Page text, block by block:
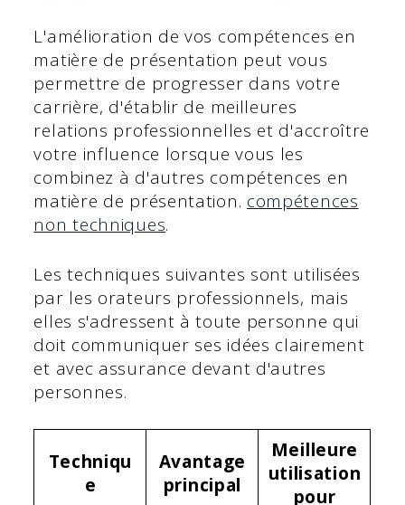
L'amélioration de vos compétences en
matière de présentation peut vous
permettre de progresser dans votre
carrière, d'établir de meilleures
relations professionnelles et d'accroître
votre influence lorsque vous les
combinez à d'autres compétences en
matière de présentation. compétences
non techniques.
Les techniques suivantes sont utilisées
par les orateurs professionnels, mais
elles s'adressent à toute personne qui
doit communiquer ses idées clairement
et avec assurance devant d'autres
personnes.
Techniqu
e
Avantage
principal
Meilleure
utilisation
pour